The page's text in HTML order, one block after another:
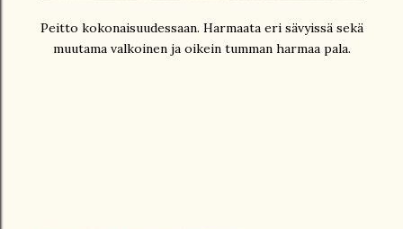
Peitto kokonaisuudessaan. Harmaata eri sävyissä sekä
muutama valkoinen ja oikein tumman harmaa pala.